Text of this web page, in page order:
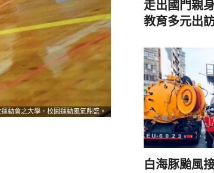
動會之大學，校園運動風氣鼎盛。
走出國門親
教育多元出
白海豚颱風